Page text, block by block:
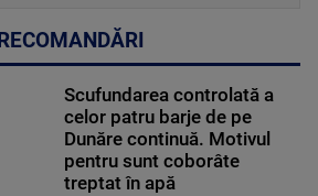
RECOMANDĂRI
Scufundarea controlată a
celor patru barje de pe
Dunăre continuă. Motivul
pentru sunt coborâte
treptat în apă